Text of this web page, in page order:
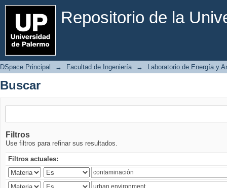
Repositorio de la
Buscar
DSpace Principal → Facultad de Ingeniería → Laboratorio de Energía y
Buscar
Filtros
Use filtros para refinar sus resultados.
Filtros actuales: